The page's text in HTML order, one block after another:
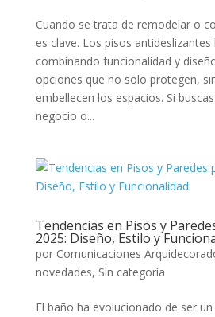
Cuando se trata de remodelar o
es clave. Los pisos
combinando funcionalidad y
opciones que no solo protegen,
embellecen los espacios. Si
negocio o...
Tendencias en Pisos y
2025: Diseño, Estilo y
por Comunicaciones
novedades, Sin categoría
El baño ha evolucionado de ser